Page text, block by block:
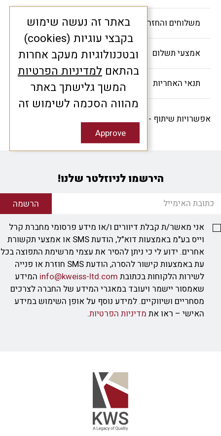
משלוחים והחזרות
אמצעי תשלום
תנאי האחריות
שיתוף -
הירשמו לניוזלטר שלנו!
הרשמה
מאשר/ת קבלת דיוורים ו/או מידע פרסומי מחברת קרל
וייס בע"מ באמצעות דוא"ל, הודעת SMS או אמצעי תקשורת
ידוע לי כי ניתן להסיר את עצמי מרשימת התפוצה בכל
עת באמצעות קישור להסרה, הודעת SMS חוזרת או פנייה
הלקוחות בכתובתinfo@kweiss-ltd.comהמידע
יישמר ויעובד במאגרי המידע של החברה לצרכים
ושיווקיים. למידע נוסף על אופן השימוש במידע
– ראו אתמדיניות הפרטיות.
באתר זה נעשה שימוש
בקבצי עוגיות (cookies)
ובטכנולוגיות מעקב אחרות
בהתאםלמדיניות הפרטיות
המשך גלישתך באתר
מהווה הסכמה לשימוש זה
Approve